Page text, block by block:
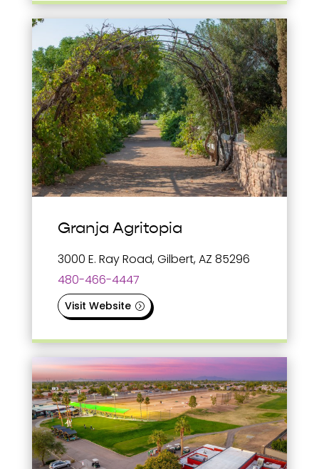
Granja Agritopia
3000 E. Ray Road, Gilbert, AZ 85296
480-466-4447
Visit Website